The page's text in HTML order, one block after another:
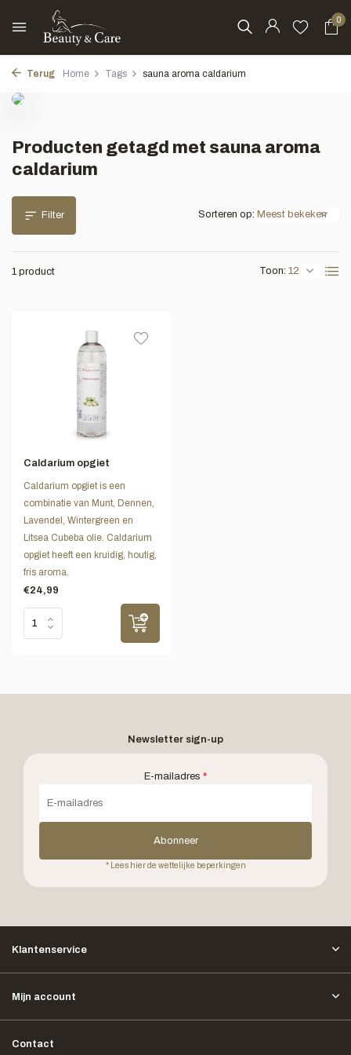
0
Terug Home Tags sauna aroma caldarium
Producten getagd met sauna aroma
caldarium
Filter
1 product Toon:
Sorteren op:
Caldarium opgiet
Caldarium opgiet is een
combinatie van Munt, Dennen,
Lavendel, Wintergreen en
Litsea Cubeba olie. Caldarium
opgiet heeft een kruidig, houtig,
fris aroma.
€24,99
Newsletter sign-up
E-mailadres *
Abonneer
* Lees hier de wettelijke beperkingen
Klantenservice
Mijn account
Contact